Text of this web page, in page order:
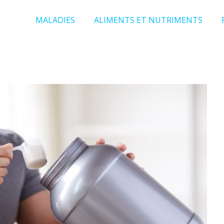
MALADIES ALIMENTS ET NUTRIMENTS